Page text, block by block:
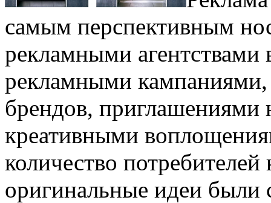
самым перспективным
рекламными
рекламными
брендов, приглашениями
креативными
количество
оригинальные идеи были